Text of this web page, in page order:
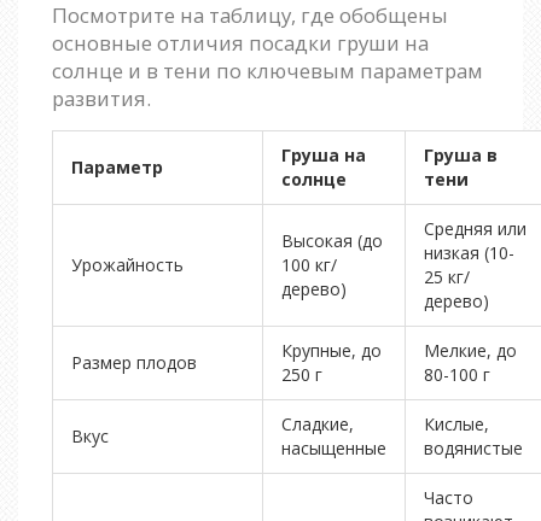
Посмотрите на таблицу, где обобщены
основные отличия посадки груши на
солнце и в тени по ключевым параметрам
развития.
Параметр
Груша на
солнце
Груша в
тени
Урожайность
Высокая (до
100 кг/
дерево)
Средняя или
низкая (10-
25 кг/
дерево)
Размер плодов
Крупные, до
250 г
Мелкие, до
80-100 г
Вкус
Сладкие,
насыщенные
Кислые,
водянистые
Часто